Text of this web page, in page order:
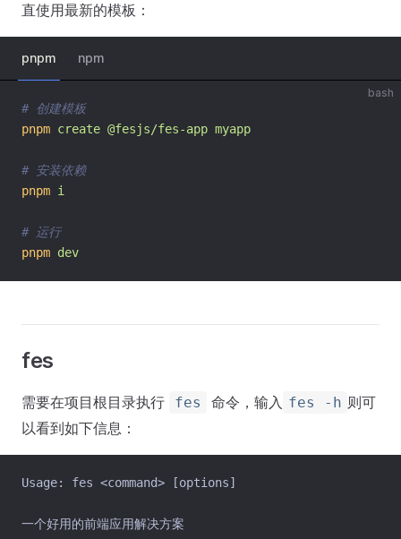
直使用最新的模板：
pnpm npm
bash
# 创建模板
pnpm create @fesjs/fes-app myapp
# 安装依赖
pnpm i
# 运行
pnpm dev
fes
需要在项目根目录执行 fes 命令，输入 fes -h 则可
以看到如下信息：
Usage: fes <command> [options]
一个好用的前端应用解决方案